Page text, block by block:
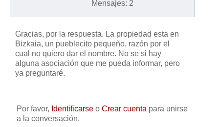
Mensajes: 2
Gracias, por la respuesta. La propiedad esta en
Bizkaia, un pueblecito pequeño, razón por el
cual no quiero dar el nombre. No se si hay
alguna asociación que me pueda informar, pero
ya preguntaré.
Por favor, Identificarse o Crear cuenta para unirse
a la conversación.